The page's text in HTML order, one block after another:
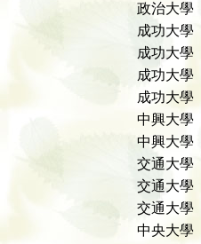
政治大學
成功大學
成功大學
成功大學
成功大學
中興大學
中興大學
交通大學
交通大學
交通大學
中央大學